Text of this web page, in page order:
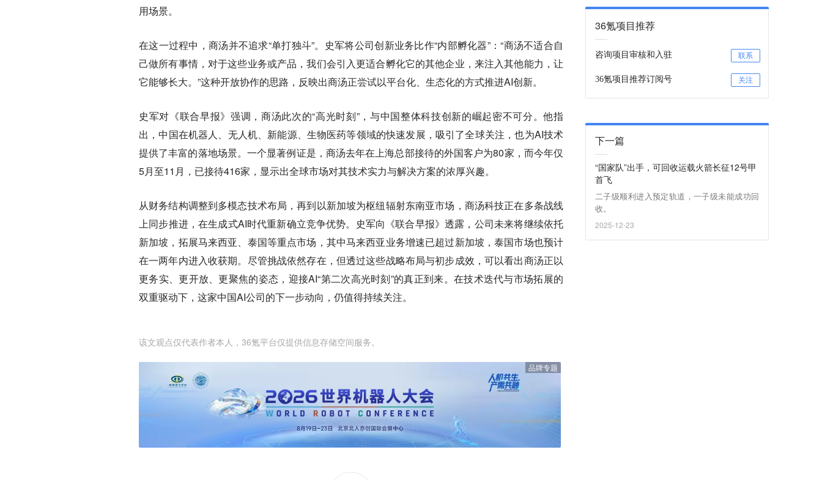
用场景。
在这一过程中，商汤并不追求“单打独斗”。史军将公司创新业务比作“内部孵化器”：“商汤不适合自
己做所有事情，对于这些业务或产品，我们会引入更适合孵化它的其他企业，来注入其他能力，让
它能够长大。”这种开放协作的思路，反映出商汤正尝试以平台化、生态化的方式推进AI创新。
史军对《联合早报》强调，商汤此次的“高光时刻”，与中国整体科技创新的崛起密不可分。他指
出，中国在机器人、无人机、新能源、生物医药等领域的快速发展，吸引了全球关注，也为AI技术
提供了丰富的落地场景。一个显著例证是，商汤去年在上海总部接待的外国客户为80家，而今年仅
5月至11月，已接待416家，显示出全球市场对其技术实力与解决方案的浓厚兴趣。
从财务结构调整到多模态技术布局，再到以新加坡为枢纽辐射东南亚市场，商汤科技正在多条战线
上同步推进，在生成式AI时代重新确立竞争优势。史军向《联合早报》透露，公司未来将继续依托
新加坡，拓展马来西亚、泰国等重点市场，其中马来西亚业务增速已超过新加坡，泰国市场也预计
在一两年内进入收获期。尽管挑战依然存在，但透过这些战略布局与初步成效，可以看出商汤正以
更务实、更开放、更聚焦的姿态，迎接AI“第二次高光时刻”的真正到来。在技术迭代与市场拓展的
双重驱动下，这家中国AI公司的下一步动向，仍值得持续关注。
该文观点仅代表作者本人，36氪平台仅提供信息存储空间服务。
品牌专题
36氪项目推荐
咨询项目审核和入驻 联系
36氪项目推荐订阅号 关注
下一篇
“国家队”出手，可回收运载火箭长征12号甲
首飞
二子级顺利进入预定轨道，一子级未能成功回
收。
2025-12-23